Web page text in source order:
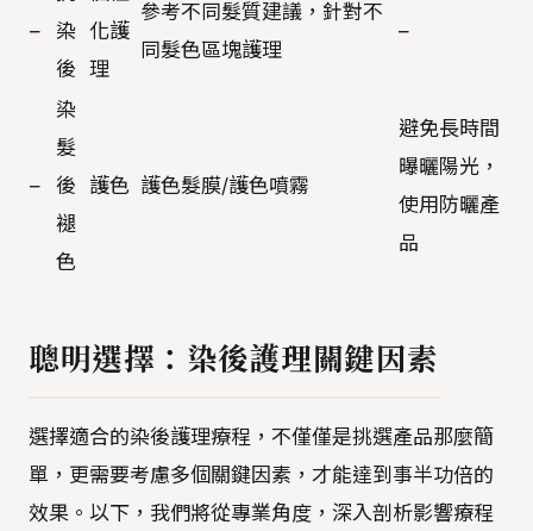
–
染
後
化護
理
參考不同髮質建議，針對不
同髮色區塊護理
–
–
染
髮
後
褪
色
護色 護色髮膜/護色噴霧
避免長時間
曝曬陽光，
使用防曬產
品
聰明選擇：染後護理關鍵因素
選擇適合的染後護理療程，不僅僅是挑選產品那麼簡
單，更需要考慮多個關鍵因素，才能達到事半功倍的
效果。以下，我們將從專業角度，深入剖析影響療程